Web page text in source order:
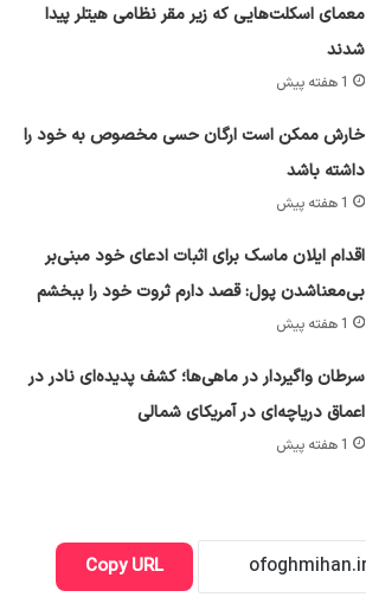
معمای اسکلت‌هایی که زیر مقر نظامی هیتلر پیدا
شدند
1 هفته پیش
خارش ممکن است ارگان حسی مخصوص به خود را
داشته باشد
1 هفته پیش
اقدام ایلان ماسک برای اثبات ادعای خود مبنی‌بر
بی‌معناشدن پول: قصد دارم ثروت خود را ببخشم
1 هفته پیش
سرطان واگیردار در ماهی‌ها؛ کشف پدیده‌ای نادر در
اعماق دریاچه‌ای در آمریکای شمالی
1 هفته پیش
Copy URL